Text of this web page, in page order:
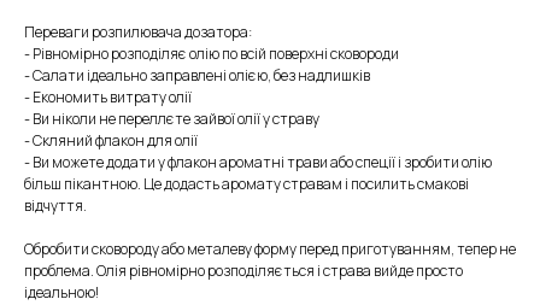
Переваги розпилювача дозатора:
- Рівномірно розподіляє олію по всій поверхні сковороди
- Салати ідеально заправлені олією, без надлишків
- Економить витрату олії
- Ви ніколи не переллєте зайвої олії у страву
- Скляний флакон для олії
- Ви можете додати у флакон ароматні трави або спеції і зробити олію
більш пікантною. Це додасть аромату стравам і посилить смакові
відчуття.
Обробити сковороду або металеву форму перед приготуванням, тепер не
проблема. Олія рівномірно розподіляється і страва вийде просто
ідеальною!